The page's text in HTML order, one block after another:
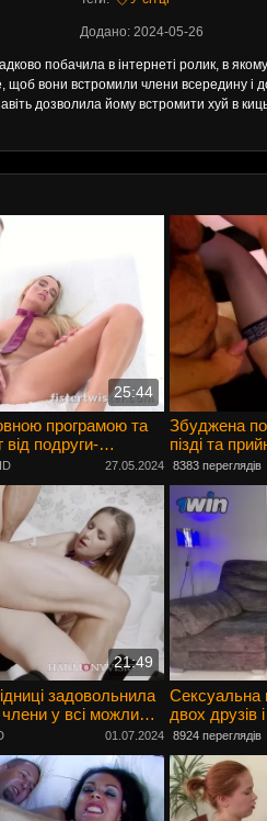
Додано: 2024-05-26
побачила в інтернеті ролик, в
щоб вони встромили члени всередину і
дозволила йому встромити хуй в
25:44
програмою та
від подруги-
27.05.2024
Збуджена
пізді та
8383 переглядів
21:49
задовольнила
у всі можливі
01.07.2024
Сексуальна
двох друзів
члени у
8924 переглядів